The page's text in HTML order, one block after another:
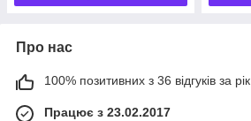
Про нас
100% позитивних з 36 відгуків за рік
Працює з 23.02.2017